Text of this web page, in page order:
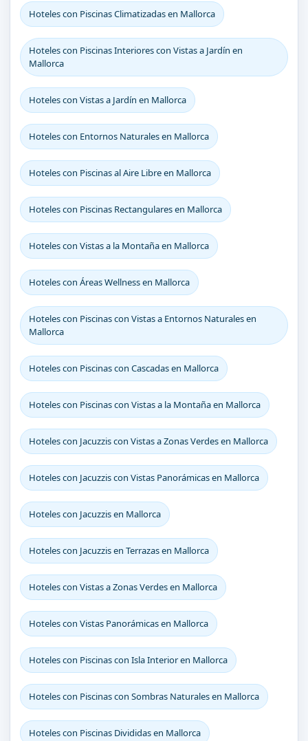
Hoteles con Piscinas Climatizadas en Mallorca
Hoteles con Piscinas Interiores con Vistas a Jardín en
Mallorca
Hoteles con Vistas a Jardín en Mallorca
Hoteles con Entornos Naturales en Mallorca
Hoteles con Piscinas al Aire Libre en Mallorca
Hoteles con Piscinas Rectangulares en Mallorca
Hoteles con Vistas a la Montaña en Mallorca
Hoteles con Áreas Wellness en Mallorca
Hoteles con Piscinas con Vistas a Entornos Naturales en
Mallorca
Hoteles con Piscinas con Cascadas en Mallorca
Hoteles con Piscinas con Vistas a la Montaña en Mallorca
Hoteles con Jacuzzis con Vistas a Zonas Verdes en Mallorca
Hoteles con Jacuzzis con Vistas Panorámicas en Mallorca
Hoteles con Jacuzzis en Mallorca
Hoteles con Jacuzzis en Terrazas en Mallorca
Hoteles con Vistas a Zonas Verdes en Mallorca
Hoteles con Vistas Panorámicas en Mallorca
Hoteles con Piscinas con Isla Interior en Mallorca
Hoteles con Piscinas con Sombras Naturales en Mallorca
Hoteles con Piscinas Divididas en Mallorca